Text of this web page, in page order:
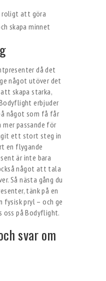
roligt att göra
skapa minnet
då det
något utöver det
skapa starka,
erbjuder
något som få får
mer passande för
ett stort steg in
en flygande
är inte bara
något att tala
Så nästa gång du
tänk på en
pryl – och ge
på Bodyflight.
svar om